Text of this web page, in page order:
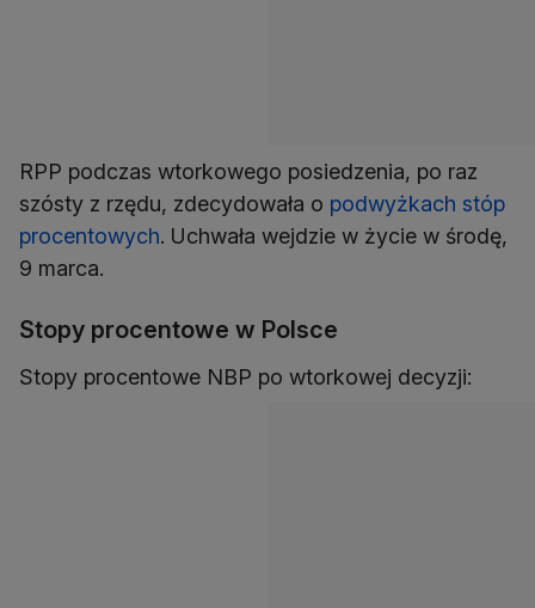
RPP podczas wtorkowego posiedzenia, po raz
szósty z rzędu, zdecydowała o podwyżkach stóp
procentowych. Uchwała wejdzie w życie w środę,
9 marca.
Stopy procentowe w Polsce
Stopy procentowe NBP po wtorkowej decyzji: